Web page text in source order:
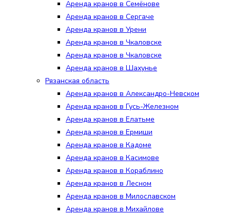
Аренда кранов в Семёнове
Аренда кранов в Сергаче
Аренда кранов в Урени
Аренда кранов в Чкаловске
Аренда кранов в Чкаловске
Аренда кранов в Шахунье
Рязанская область
Аренда кранов в Александро-Невском
Аренда кранов в Гусь-Железном
Аренда кранов в Елатьме
Аренда кранов в Ермиши
Аренда кранов в Кадоме
Аренда кранов в Касимове
Аренда кранов в Кораблино
Аренда кранов в Лесном
Аренда кранов в Милославском
Аренда кранов в Михайлове